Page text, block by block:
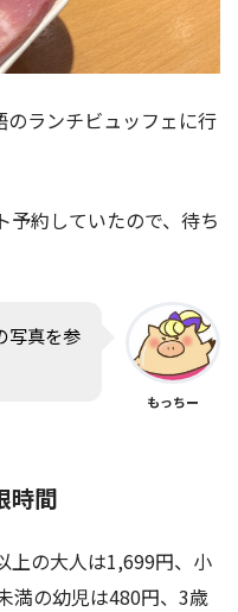
ランチビュッフェに行
予約していたので、待ち
写真を参
もっちー
時間
上の大人は1,699円、小
満の幼児は480円、3歳